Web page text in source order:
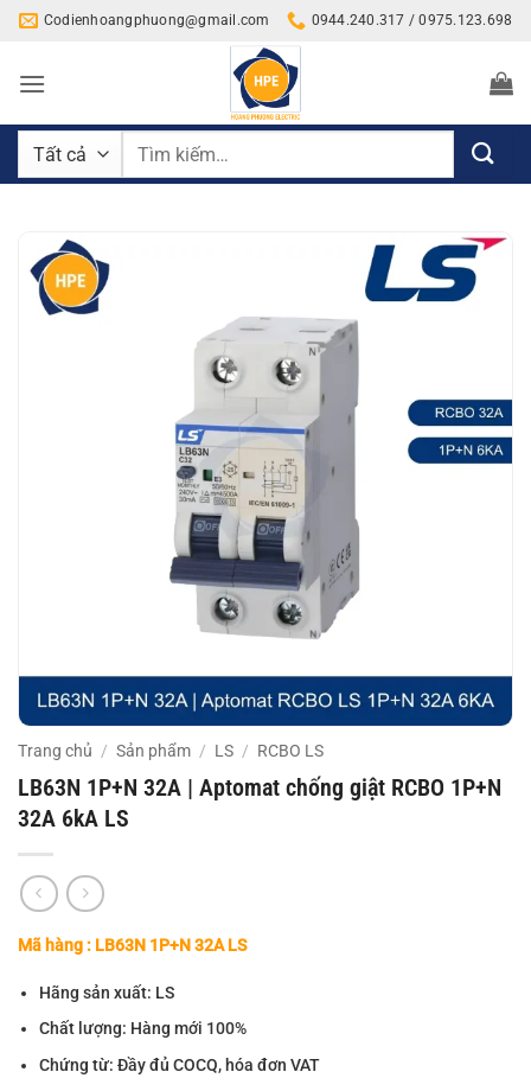
Bỏ
nội
Codienhoangphuong@gmail.com 0944.240.317 / 0975.123.698
Tìm
Trang chủ / Sản phẩm / LS / RCBO LS
LB63N 1P+N 32A | Aptomat chống giật RCBO 1P+N
32A 6kA LS
Mã hàng : LB63N 1P+N 32A LS
Hãng sản xuất: LS
Chất lượng: Hàng mới 100%
Chứng từ: Đầy đủ COCQ, hóa đơn VAT